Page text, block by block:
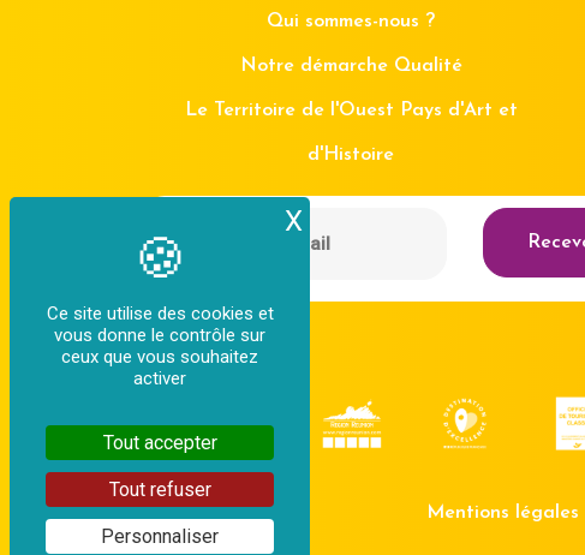
Ce site utilise des cookies et
vous donne le contrôle sur
ceux que vous souhaitez
activer
Tout accepter
Tout refuser
Personnaliser
X Masquer le bandeau
Qui sommes-nous ?
Notre démarche Qualité
Le Territoire de l'Ouest Pays d'Art et
d'Histoire
Mentions légales